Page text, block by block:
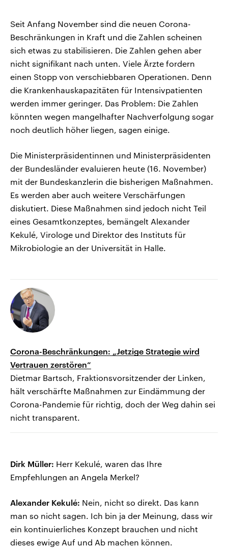
Seit Anfang November sind die neuen Corona-
Beschränkungen in Kraft und die Zahlen scheinen
sich etwas zu stabilisieren. Die Zahlen gehen aber
nicht signifikant nach unten. Viele Ärzte fordern
einen Stopp von verschiebbaren Operationen. Denn
die Krankenhauskapazitäten für Intensivpatienten
werden immer geringer. Das Problem: Die Zahlen
könnten wegen mangelhafter Nachverfolgung sogar
noch deutlich höher liegen, sagen einige.
Die Ministerpräsidentinnen und Ministerpräsidenten
der Bundesländer evaluieren heute (16. November)
mit der Bundeskanzlerin die bisherigen Maßnahmen.
Es werden aber auch weitere Verschärfungen
diskutiert. Diese Maßnahmen sind jedoch nicht Teil
eines Gesamtkonzeptes, bemängelt Alexander
Kekulé, Virologe und Direktor des Instituts für
Mikrobiologie an der Universität in Halle.
Corona-Beschränkungen: „Jetzige Strategie wird
Vertrauen zerstören“
Dietmar Bartsch, Fraktionsvorsitzender der Linken,
hält verschärfte Maßnahmen zur Eindämmung der
Corona-Pandemie für richtig, doch der Weg dahin sei
nicht transparent.
Dirk Müller: Herr Kekulé, waren das Ihre
Empfehlungen an Angela Merkel?
Alexander Kekulé: Nein, nicht so direkt. Das kann
man so nicht sagen. Ich bin ja der Meinung, dass wir
ein kontinuierliches Konzept brauchen und nicht
dieses ewige Auf und Ab machen können.